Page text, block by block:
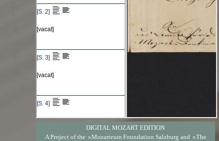
DIGITAL MOZART EDITION
A Project of the
Mozarteum Foundation Salzburg and The